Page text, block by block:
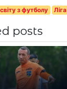
з футболу Ліга
posts